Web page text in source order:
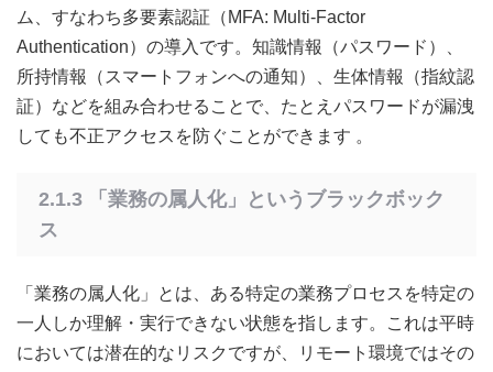
ム、すなわち多要素認証（MFA: Multi-Factor
Authentication）の導入です。知識情報（パスワード）、
所持情報（スマートフォンへの通知）、生体情報（指紋認
証）などを組み合わせることで、たとえパスワードが漏洩
しても不正アクセスを防ぐことができます 。
2.1.3 「業務の属人化」というブラックボック
ス
「業務の属人化」とは、ある特定の業務プロセスを特定の
一人しか理解・実行できない状態を指します。これは平時
においては潜在的なリスクですが、リモート環境ではその